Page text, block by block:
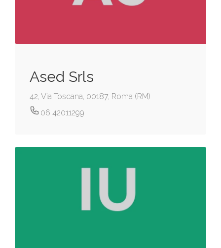
Ased Srls
42, Via Toscana, 00187, Roma (RM)
06 42011299